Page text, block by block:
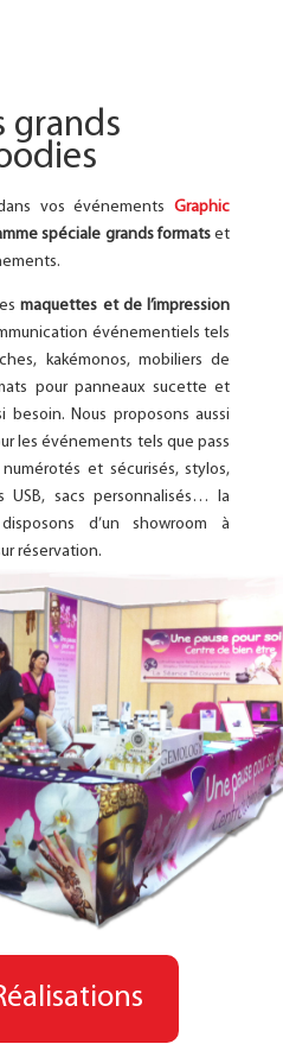
grands
vos événementsGraphic
spéciale grands formatset
maquettes et de l’impression
événementiels tels
kakémonos, mobiliers de
pour panneaux sucette et
besoin. Nous proposons aussi
les événements tels que pass
et sécurisés, stylos,
USB, sacs personnalisés… la
d’un showroom à
réservation.